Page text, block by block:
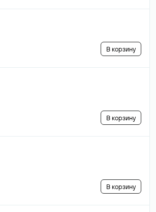
В корзину
В корзину
В корзину